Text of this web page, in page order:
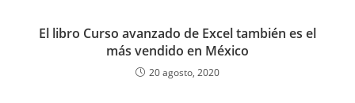
El libro Curso avanzado de Excel también es el
más vendido en México
20 agosto, 2020